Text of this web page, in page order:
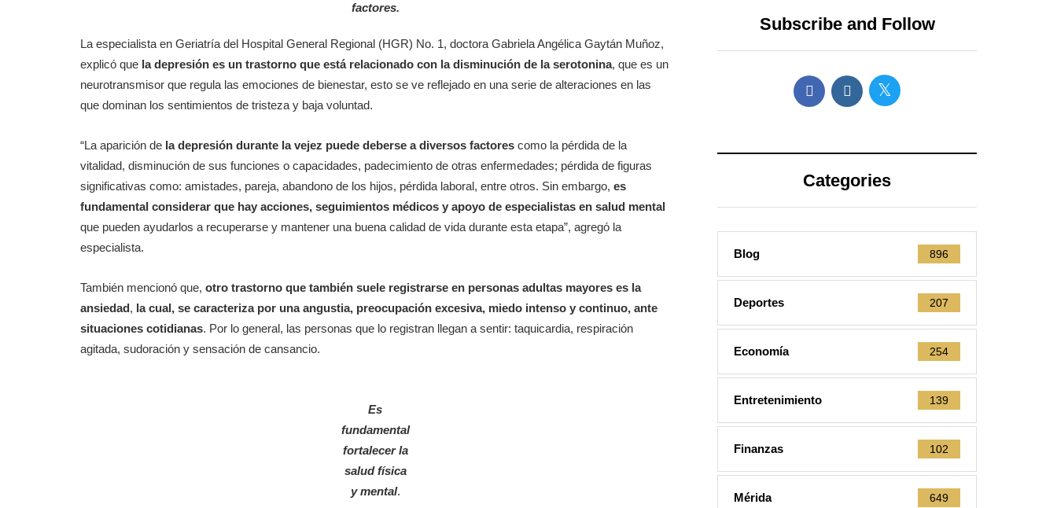
factores.
La especialista en Geriatría del Hospital General Regional (HGR) No. 1, doctora Gabriela Angélica Gaytán Muñoz,
explicó que la depresión es un trastorno que está relacionado con la disminución de la serotonina, que es un
neurotransmisor que regula las emociones de bienestar, esto se ve reflejado en una serie de alteraciones en las
que dominan los sentimientos de tristeza y baja voluntad.
“La aparición de la depresión durante la vejez puede deberse a diversos factores como la pérdida de la
vitalidad, disminución de sus funciones o capacidades, padecimiento de otras enfermedades; pérdida de figuras
significativas como: amistades, pareja, abandono de los hijos, pérdida laboral, entre otros. Sin embargo, es
fundamental considerar que hay acciones, seguimientos médicos y apoyo de especialistas en salud mental
que pueden ayudarlos a recuperarse y mantener una buena calidad de vida durante esta etapa”, agregó la
especialista.
También mencionó que, otro trastorno que también suele registrarse en personas adultas mayores es la
ansiedad, la cual, se caracteriza por una angustia, preocupación excesiva, miedo intenso y continuo, ante
situaciones cotidianas. Por lo general, las personas que lo registran llegan a sentir: taquicardia, respiración
agitada, sudoración y sensación de cansancio.
Es
fundamental
fortalecer la
salud física
y mental.
bienes inmuebles
CDMX
Subscribe and Follow
Categories
Blog 896
Deportes 207
Economía 254
Entretenimiento 139
Finanzas 102
Mérida 649